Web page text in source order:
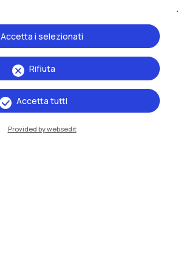
Rifiuta
Accetta i selezionati
Accetta tutti
Provided by websedit